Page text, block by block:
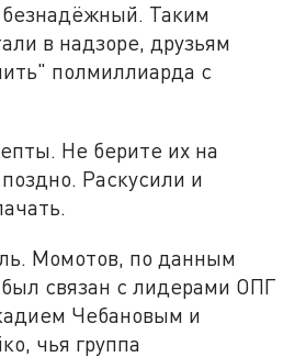
Таким
в надзоре, друзьям
полмиллиарда с
Не берите их на
Раскусили и
Момотов, по данным
связан с лидерами ОПГ
Чебановым и
чья группа